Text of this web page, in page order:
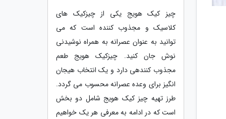
چیز کیک هویج یکی از چیزکیک های
کلاسیک و مجذوب کننده است که می
توانید به عنوان عصرانه به همراه نوشیدنی
نوش جان کنید. چیزکیک هویج طعم
مجذوب کنندهی دارد و یک انتخاب هیجان
انگیز برای وعده عصرانه محسوب می گردد.
طرز تهیه چیز کیک هویج شامل دو بخش
است که در ادامه به معرفی هر یک خواهیم